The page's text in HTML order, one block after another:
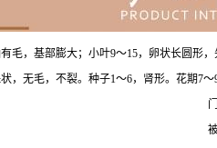
毛，基部膨大；小叶9～15，卵状长圆形
，无毛，不裂。种子1～6，肾形。花期7～
门